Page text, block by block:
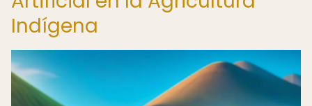
Indígena